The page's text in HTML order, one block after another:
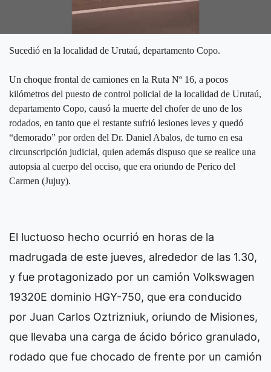
Sucedió en la localidad de Urutaú, departamento Copo.
Un choque frontal de camiones en la Ruta Nº 16, a pocos
kilómetros del puesto de control policial de la localidad de Urutaú,
departamento Copo, causó la muerte del chofer de uno de los
rodados, en tanto que el restante sufrió lesiones leves y quedó
“demorado” por orden del Dr. Daniel Abalos, de turno en esa
circunscripción judicial, quien además dispuso que se realice una
autopsia al cuerpo del occiso, que era oriundo de Perico del
Carmen (Jujuy).
El luctuoso hecho ocurrió en horas de la
madrugada de este jueves, alrededor de las 1.30,
y fue protagonizado por un camión Volkswagen
19320E dominio HGY-750, que era conducido
por Juan Carlos Oztrizniuk, oriundo de Misiones,
que llevaba una carga de ácido bórico granulado,
rodado que fue chocado de frente por un camión